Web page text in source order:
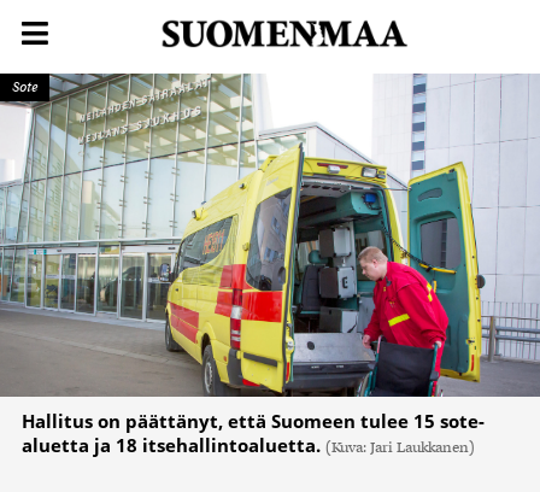
Sote
Hallitus on päättänyt, että Suomeen tulee 15 sote-
aluetta ja 18 itsehallintoaluetta. (Kuva: Jari Laukkanen)